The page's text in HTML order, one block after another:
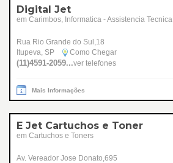
Digital Jet
em Carimbos, Informatica - Assistencia Tecnica
Rua Rio Grande do Sul,18
Itupeva, SP
Como Chegar
(11)4591-2059...ver telefones
Mais Informações
E Jet Cartuchos e Toner
em Cartuchos e Toners
Av. Vereador Jose Donato,695